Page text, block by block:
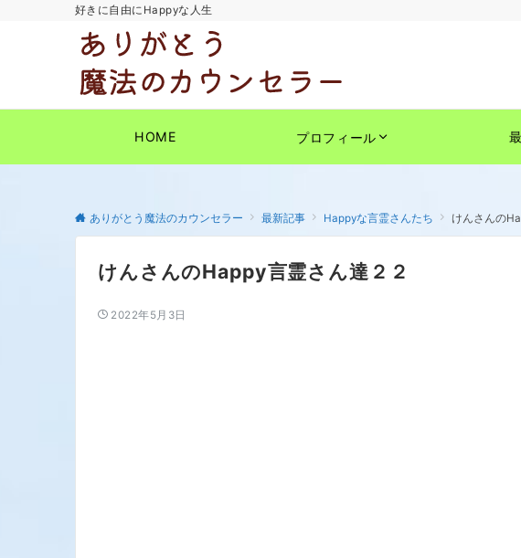
好きに自由にHappyな人生
HOME プロフィール
ありがとう魔法のカウンセラー 最新記事 Happyな言霊さんたち けんさんの
けんさんのHappy言霊さん達２２
2022年5月3日